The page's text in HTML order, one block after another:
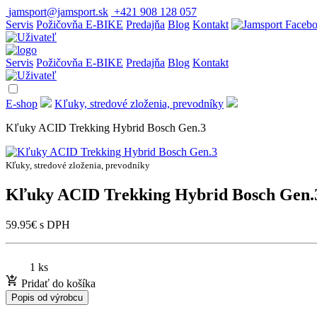
jamsport@jamsport.sk +421 908 128 057
Servis Požičovňa E-BIKE Predajňa Blog Kontakt
Servis Požičovňa E-BIKE Predajňa Blog Kontakt
E-shop
Kľuky, stredové zloženia, prevodníky
Kľuky ACID Trekking Hybrid Bosch Gen.3
Kľuky, stredové zloženia, prevodníky
Kľuky ACID Trekking Hybrid Bosch
59.95€ s DPH
1 ks
Pridať do košíka
Popis od výrobcu